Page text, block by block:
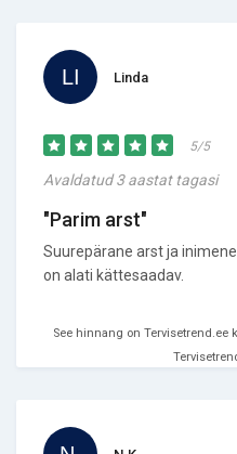
Linda
5/5
Avaldatud 3 aastat tagasi
"Parim arst"
Suurepärane arst ja
on alati kättesaadav.
See hinnang on Tervisetrend.ee